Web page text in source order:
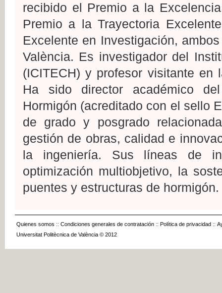
recibido el Premio a la
Premio a la Trayectoria
Excelente en Investigación,
València. Es investigador del
(ICITECH) y profesor visitante en
Ha sido director académico
Hormigón (acreditado con el sello
de grado y posgrado
gestión de obras, calidad e
la ingeniería. Sus líneas de
optimización multiobjetivo, la
puentes y estructuras de hormigón.
Quienes somos :: Condiciones generales de contratación :: Política de privacidad ::
Universitat Politècnica de València © 2012